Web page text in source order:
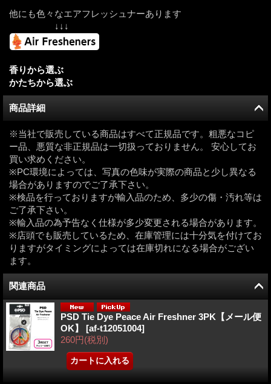
他にも色々なエアフレッシュナーあります
↓↓↓
香りから選ぶ
かたちから選ぶ
商品詳細
※当社で販売している商品はすべて正規品です。粗悪なコピ
ー品、悪質な非正規品は一切扱っておりません。 安心してお
買い求めください。
※PC環境によっては、写真の色味が実際の商品と少し異なる
場合がありますのでご了承下さい。
※検品を行っておりますが輸入品のため、多少の傷・汚れ等は
ご了承下さい。
※輸入品の為予告なく仕様が多少変更される場合があります。
※店頭でも販売しているため、在庫管理には十分気を付けてお
りますがタイミングによっては在庫切れになる場合がござい
ます。
関連商品
PSD Tie Dye Peace Air Freshner 3PK【メール便
OK】 [af-t12051004]
260円(税別)